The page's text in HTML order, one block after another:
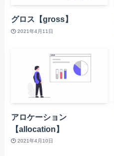
グロス【gross】
2021年4月11日
アロケーション
【allocation】
2021年4月10日